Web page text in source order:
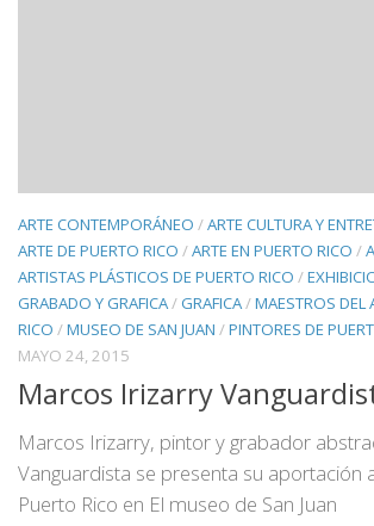
ARTE CONTEMPORÁNEO /ARTE CULTURA Y
ARTE DE PUERTO RICO /ARTE EN PUERTO RICO /
ARTISTAS PLÁSTICOS DE PUERTO RICO /
GRABADO Y GRAFICA / GRAFICA /MAESTROS DEL
RICO /MUSEO DE SAN JUAN /PINTORES DE
MAYO 24, 2015
Marcos Irizarry
Marcos Irizarry, pintor y grabador
Vanguardista se presenta su aportación
Puerto Rico en El museo de San Juan